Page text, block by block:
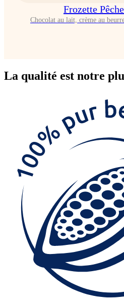
Frozette
Chocolat au lait, crème au
La qualité est notre